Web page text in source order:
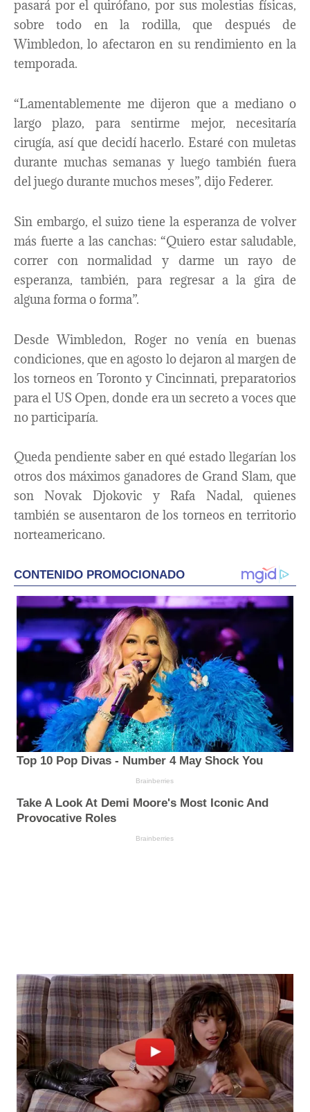
pasará por el quirófano, por sus molestias físicas,
sobre todo en la rodilla, que después de
Wimbledon, lo afectaron en su rendimiento en la
temporada.
“Lamentablemente me dijeron que a mediano o
largo plazo, para sentirme mejor, necesitaría
cirugía, así que decidí hacerlo. Estaré con muletas
durante muchas semanas y luego también fuera
del juego durante muchos meses”, dijo Federer.
Sin embargo, el suizo tiene la esperanza de volver
más fuerte a las canchas: “Quiero estar saludable,
correr con normalidad y darme un rayo de
esperanza, también, para regresar a la gira de
alguna forma o forma”.
Desde Wimbledon, Roger no venía en buenas
condiciones, que en agosto lo dejaron al margen de
los torneos en Toronto y Cincinnati, preparatorios
para el US Open, donde era un secreto a voces que
no participaría.
Queda pendiente saber en qué estado llegarían los
otros dos máximos ganadores de Grand Slam, que
son Novak Djokovic y Rafa Nadal, quienes
también se ausentaron de los torneos en territorio
norteamericano.